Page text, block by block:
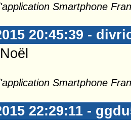
Smartphone
20:45:39 -
Smartphone
22:29:11 -